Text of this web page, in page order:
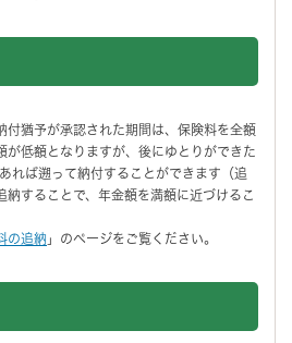
猶予が承認された期間は、保険料を全額
が低額となりますが、後にゆとりができた
れば遡って納付することができます（追
納することで、年金額を満額に近づけるこ
の追納 」のページをご覧ください。